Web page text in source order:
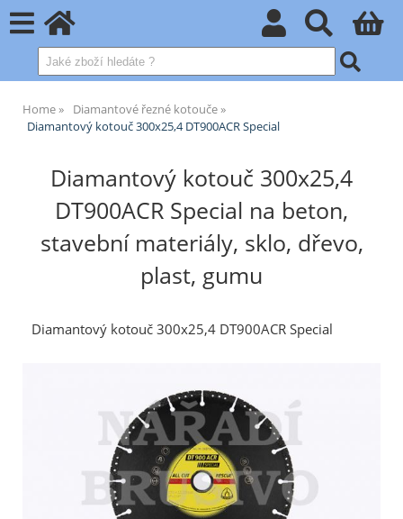
Home
Diamantové řezné kotouče
Diamantový kotouč 300x25,4 DT900ACR Special
Diamantový kotouč 300x25,4
DT900ACR Special na beton,
stavební materiály, sklo, dřevo,
plast, gumu
Diamantový kotouč 300x25,4 DT900ACR Special